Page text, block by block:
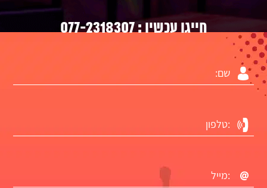
חייגו עכשיו :077-2318307